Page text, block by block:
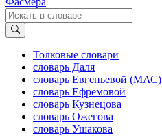
Толковые словари
словарь Даля
словарь Евгеньевой (МАС)
словарь Ефремовой
словарь Кузнецова
словарь Ожегова
словарь Ушакова